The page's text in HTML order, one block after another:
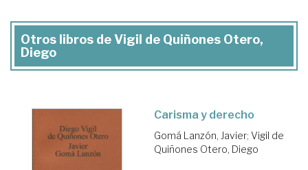
Otros libros de Vigil de Quiñones Otero,
Diego
Carisma y derecho
Gomá Lanzón, Javier; Vigil de
Quiñones Otero, Diego